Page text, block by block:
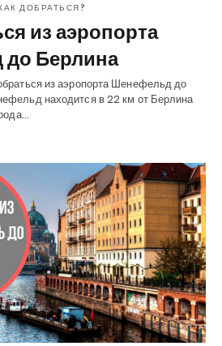
ДОБРАТЬСЯ?
из аэропорта
Берлина
из аэропорта Шенефельд до
находится в 22 км от Берлина